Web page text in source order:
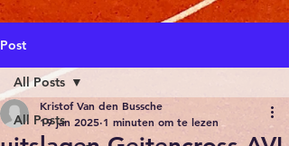
Post
All Posts
All Posts
Kristof Van den Bussche
19 jan 2025 1 minuten om te lezen